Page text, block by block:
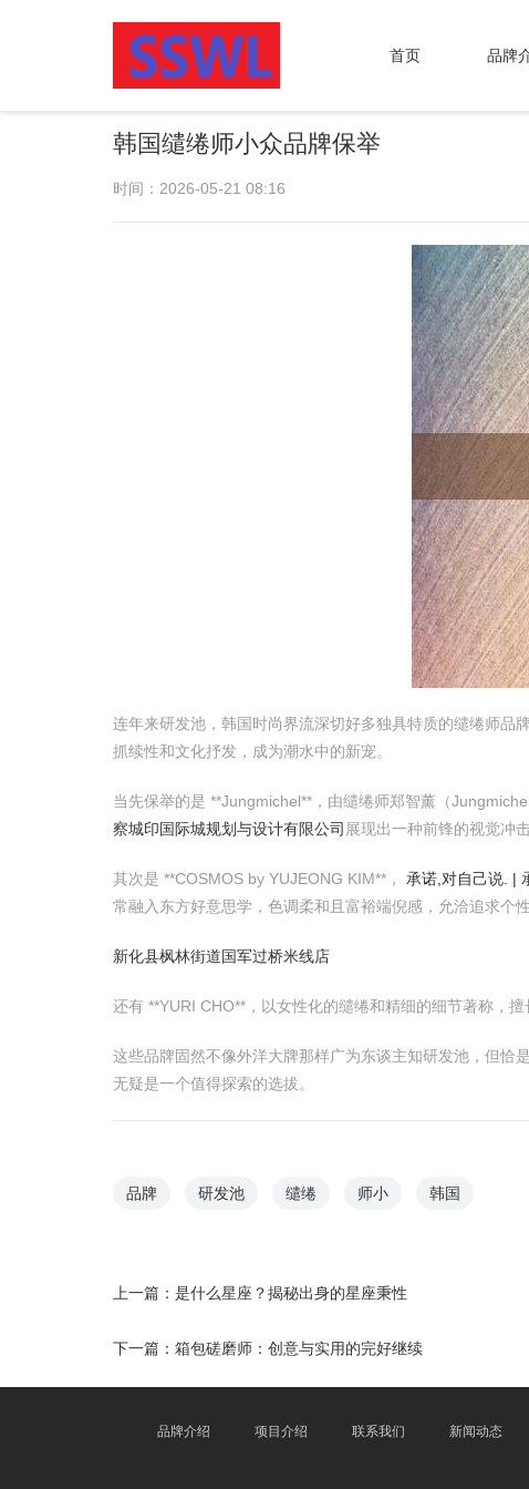
首页 品牌
韩国缱绻师小众品牌保举
时间：2026-05-21 08:16
连年来研发池，韩国时尚界流深切好多独具特质的缱绻师品
抓续性和文化抒发，成为潮水中的新宠。
当先保举的是 **Jungmichel**，由缱绻师郑智薰（
察城印国际城规划与设计有限公司 展现出一种前锋的视觉冲击
其次是 **COSMOS by YUJEONG KIM**， 承诺,对自己说. |
常融入东方好意思学，色调柔和且富裕端倪感，允洽追求个
新化县枫林街道国军过桥米线店
还有 **YURI CHO**，以女性化的缱绻和精细的细节著称，
这些品牌固然不像外洋大牌那样广为东谈主知研发池，但恰
无疑是一个值得探索的选拔。
品牌 研发池 缱绻 师小 韩国
上一篇： 是什么星座？揭秘出身的星座秉性
下一篇： 箱包磋磨师：创意与实用的完好继续
品牌介绍 项目介绍 联系我们 新闻动态